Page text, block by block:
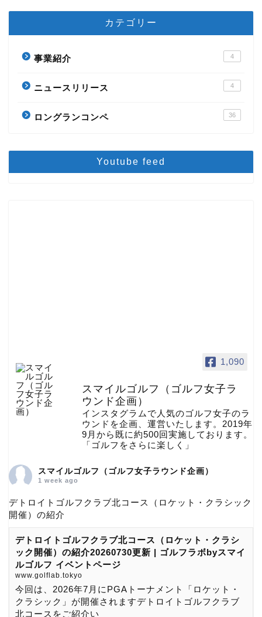
カテゴリー
事業紹介 4
ニュースリリース 4
ロングランコンペ 36
Youtube feed
1,090
スマイルゴルフ（ゴルフ女子ラ
ウンド企画）
インスタグラムで人気のゴルフ女子のラ
ウンドを企画、運営いたします。2019年
9月から既に約500回実施しております。
「ゴルフをさらに楽しく」
スマイルゴルフ（ゴルフ女子ラウンド企画）
1 week ago
デトロイトゴルフクラブ北コース（ロケット・クラシック
開催）の紹介
デトロイトゴルフクラブ北コース（ロケット・クラシ
ック開催）の紹介20260730更新 | ゴルフラボbyスマイ
ルゴルフ イベントページ
www.golflab.tokyo
今回は、2026年7月にPGAトーナメント「ロケット・
クラシック」が開催されますデトロイトゴルフクラブ
北コースをご紹介い